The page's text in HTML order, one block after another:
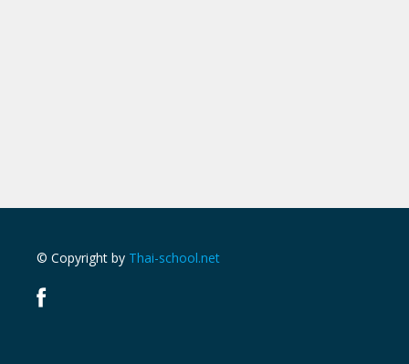
© Copyright by Thai-school.net